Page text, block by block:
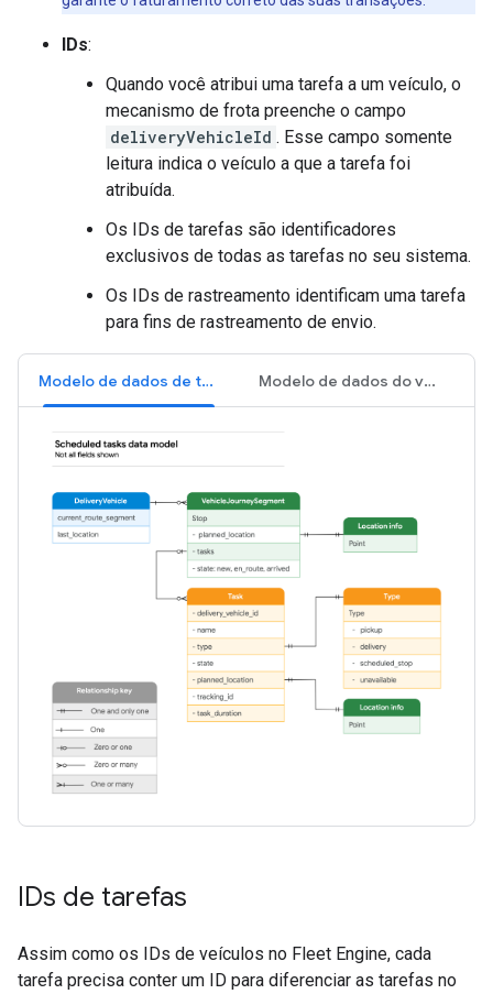
IDs:
Quando você atribui uma tarefa a um veículo, o
mecanismo de frota preenche o campo
deliveryVehicleId . Esse campo somente
leitura indica o veículo a que a tarefa foi
atribuída.
Os IDs de tarefas são identificadores
exclusivos de todas as tarefas no seu sistema.
Os IDs de rastreamento identificam uma tarefa
para fins de rastreamento de envio.
Modelo de dados de tarefas Modelo de dados do veículo
IDs de tarefas
Assim como os IDs de veículos no Fleet Engine, cada
tarefa precisa conter um ID para diferenciar as tarefas no